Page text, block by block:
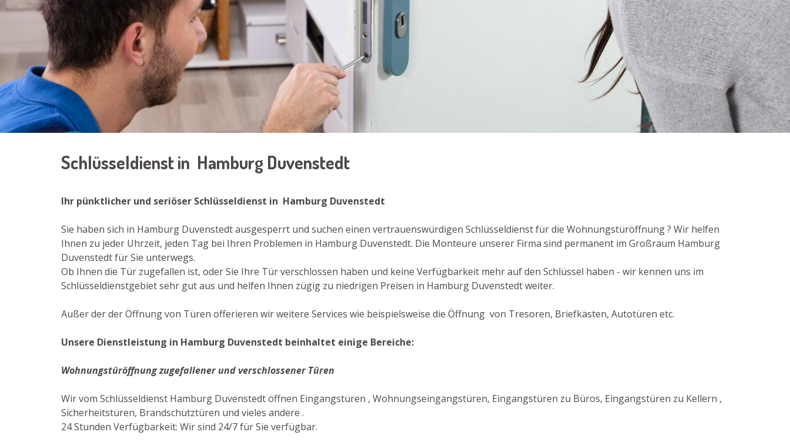
Schlüsseldienst in Hamburg Duvenstedt
Ihr pünktlicher und seriöser Schlüsseldienst in Hamburg Duvenstedt
Sie haben sich in Hamburg Duvenstedt ausgesperrt und suchen einen vertrauenswürdigen Schlüsseldienst für die Wohnungstüröffnung ? Wir helfen
Ihnen zu jeder Uhrzeit, jeden Tag bei Ihren Problemen in Hamburg Duvenstedt. Die Monteure unserer Firma sind permanent im Großraum Hamburg
Duvenstedt für Sie unterwegs.
Ob Ihnen die Tür zugefallen ist, oder Sie Ihre Tür verschlossen haben und keine Verfügbarkeit mehr auf den Schlüssel haben - wir kennen uns im
Schlüsseldienstgebiet sehr gut aus und helfen Ihnen zügig zu niedrigen Preisen in Hamburg Duvenstedt weiter.
Außer der der Öffnung von Türen offerieren wir weitere Services wie beispielsweise die Öffnung von Tresoren, Briefkästen, Autotüren etc.
Unsere Dienstleistung in Hamburg Duvenstedt beinhaltet einige Bereiche:
Wohnungstüröffnung zugefallener und verschlossener Türen
Wir vom Schlüsseldienst Hamburg Duvenstedt öffnen Eingangstüren , Wohnungseingangstüren, Eingangstüren zu Büros, Eingangstüren zu Kellern ,
Sicherheitstüren, Brandschutztüren und vieles andere .
24 Stunden Verfügbarkeit: Wir sind 24/7 für Sie verfügbar.